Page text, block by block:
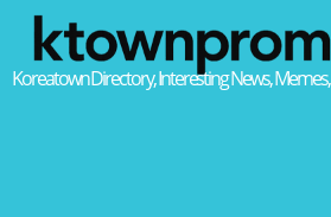
Koreatown Directory, Interesting News,